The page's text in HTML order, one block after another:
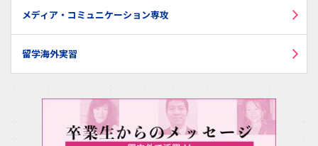
メディア・コミュニケーション専攻
留学海外実習